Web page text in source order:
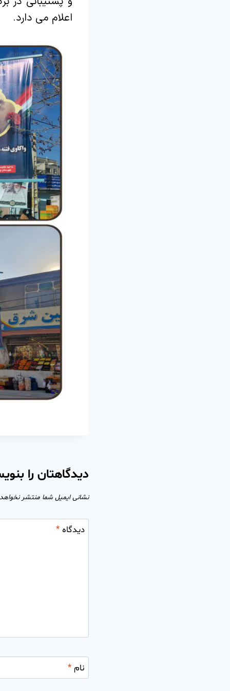
اعلام می دارد.
دیدگاهتان را
نشانی ایمیل شما منتشر
دیدگاه*
نام*